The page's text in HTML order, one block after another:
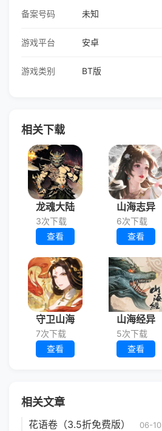
备案号码 未知
游戏平台 安卓
游戏类别 BT版
相关下载
龙魂大陆
3次下载
查看
山海志异
6次下载
查看
守卫山海
7次下载
查看
山海经异
5次下载
查看
相关文章
花语卷（3.5折免费版） 06-10